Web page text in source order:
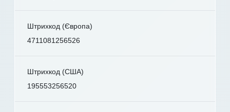
Штрихкод (Європа)
4711081256526
Штрихкод (США)
195553256520